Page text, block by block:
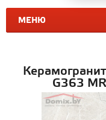
МЕНЮ
КЕРАМИЧЕСКАЯ
G363